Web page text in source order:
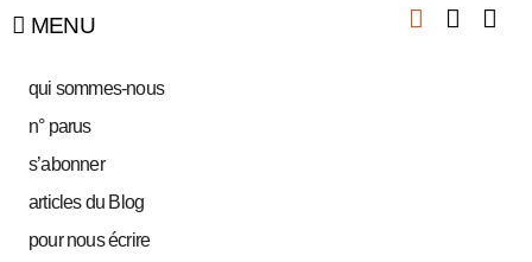
MENU
qui sommes-nous
n° parus
s’abonner
articles du Blog
pour nous écrire